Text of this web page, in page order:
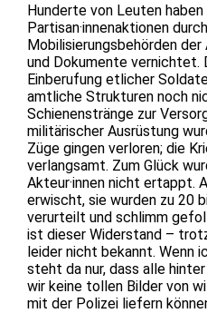
Hunderte von Leuten
Partisan·innenaktionen
Mobilisierungsbehörden
und Dokumente vernichtet.
Einberufung etlicher
amtliche Strukturen noch
Schienenstränge zur
militärischer Ausrüstung
Züge gingen verloren; die
verlangsamt. Zum Glück
Akteur·innen nicht ertappt.
erwischt, sie wurden zu 20
verurteilt und schlimm
ist dieser Widerstand –
leider nicht bekannt. Wenn
steht da nur, dass alle
wir keine tollen Bilder von
mit der Polizei liefern